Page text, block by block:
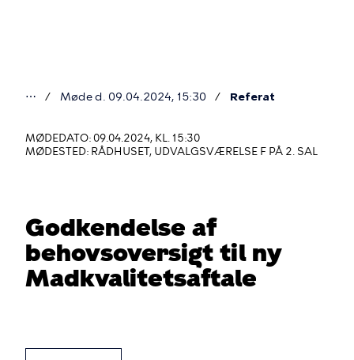
er
her
⋯ Møde d. 09.04.2024, 15:30 Referat
MØDEDATO: 09.04.2024, KL. 15:30
MØDESTED: RÅDHUSET, UDVALGSVÆRELSE F PÅ 2. SAL
Godkendelse af
behovsoversigt til ny
Madkvalitetsaftale